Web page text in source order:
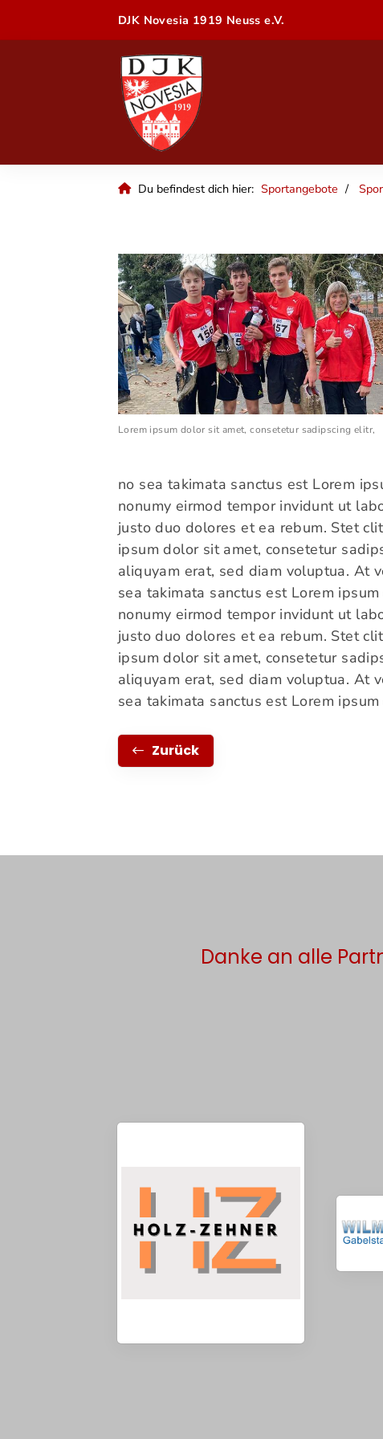
DJK Novesia 1919 Neuss e.V.
Du befindest dich hier: Sportangebote
Lorem ipsum dolor sit amet, consetetur sadipscing elitr,
no sea takimata sanctus est Lorem
nonumy eirmod tempor invidunt ut
justo duo dolores et ea rebum. Stet
ipsum dolor sit amet, consetetur
aliquyam erat, sed diam voluptua. At
sea takimata sanctus est Lorem
nonumy eirmod tempor invidunt ut
justo duo dolores et ea rebum. Stet
ipsum dolor sit amet, consetetur
aliquyam erat, sed diam voluptua. At
sea takimata sanctus est Lorem
Zurück
Danke an alle
Quicklinks